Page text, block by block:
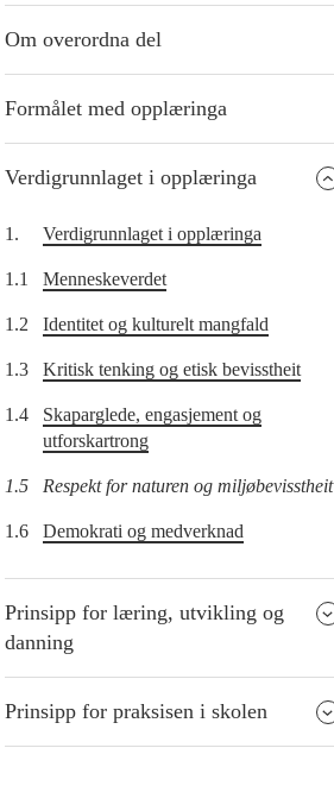
Om overordna del
Formålet med opplæringa
Verdigrunnlaget i opplæringa
1. Verdigrunnlaget i opplæringa
1.1 Menneskeverdet
1.2 Identitet og kulturelt mangfald
1.3 Kritisk tenking og etisk bevisstheit
1.4
Skaparglede, engasjement og
utforskartrong
1.5 Respekt for naturen og miljøbevisstheit
1.6 Demokrati og medverknad
Prinsipp for læring, utvikling og
danning
Prinsipp for praksisen i skolen